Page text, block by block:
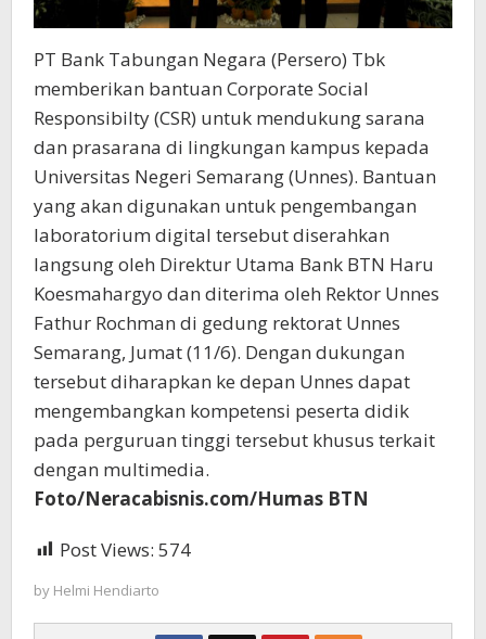
PT Bank Tabungan Negara (Persero) Tbk
memberikan bantuan Corporate Social
Responsibilty (CSR) untuk mendukung sarana
dan prasarana di lingkungan kampus kepada
Universitas Negeri Semarang (Unnes). Bantuan
yang akan digunakan untuk pengembangan
laboratorium digital tersebut diserahkan
langsung oleh Direktur Utama Bank BTN Haru
Koesmahargyo dan diterima oleh Rektor Unnes
Fathur Rochman di gedung rektorat Unnes
Semarang, Jumat (11/6). Dengan dukungan
tersebut diharapkan ke depan Unnes dapat
mengembangkan kompetensi peserta didik
pada perguruan tinggi tersebut khusus terkait
dengan multimedia.
Foto/Neracabisnis.com/Humas BTN
Post Views: 574
by Helmi Hendiarto